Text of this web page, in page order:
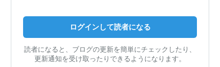
ログインして読者になる
読者になると、ブログの更新を簡単にチェックしたり、
更新通知を受け取ったりできるようになります。